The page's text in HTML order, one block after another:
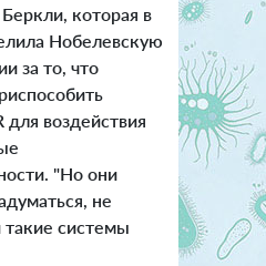
которая в
Нобелевскую
за то, что
для воздействия
"Но они
не
такие системы